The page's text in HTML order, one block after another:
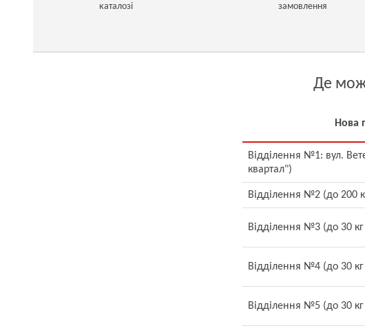
каталозі
замовлення
Де
Нова
Відділення №1: вул.
квартал")
Відділення №2 (до 200
Відділення №3 (до 30
Відділення №4 (до 30
Відділення №5 (до 30